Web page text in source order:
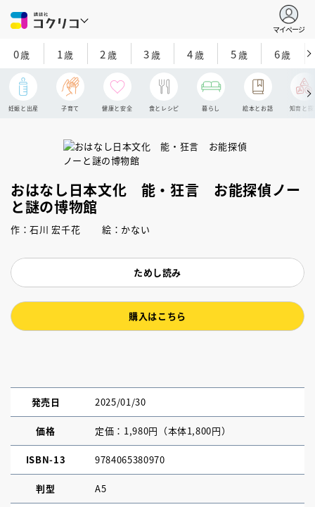
マイページ
0歳 1歳 2 歳 3歳 4歳 5歳 6歳
妊娠と出産 子育て 健康と安全 食とレシピ 暮らし 絵本とお話 知育と探
おはなし日本文化 能・狂言 お能探偵ノー
と謎の博物館
作：石川 宏千花 絵：かない
ためし読み
購入はこちら
発売日 2025/01/30
価格 定価：1,980円（本体1,800円）
ISBN-13 9784065380970
判型 A5